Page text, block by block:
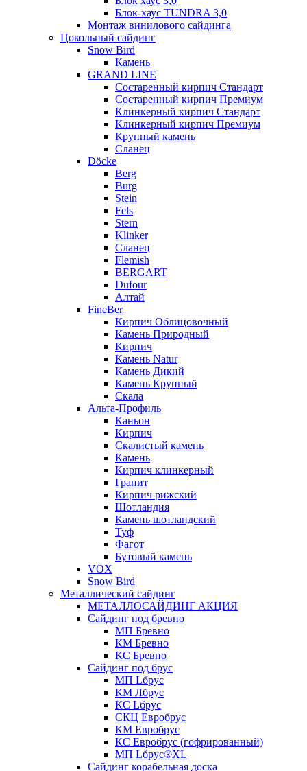
Блок-хаус TUNDRA 3,0
Монтаж винилового сайдинга
Цокольный сайдинг
Snow Bird
Камень
GRAND LINE
Состаренный кирпич Стандарт
Состаренный кирпич Премиум
Клинкерный кирпич Стандарт
Клинкерный кирпич Премиум
Крупный камень
Сланец
Döcke
Berg
Burg
Stein
Fels
Stern
Klinker
Сланец
Flemish
BERGART
Dufour
Алтай
FineBer
Кирпич Облицовочный
Камень Природный
Кирпич
Камень Natur
Камень Дикий
Камень Крупный
Скала
Альта-Профиль
Каньон
Кирпич
Скалистый камень
Камень
Кирпич клинкерный
Гранит
Кирпич рижский
Шотландия
Камень шотландский
Туф
Фагот
Бутовый камень
VOX
Snow Bird
Металлический сайдинг
МЕТАЛЛОСАЙДИНГ АКЦИЯ
Сайдинг под бревно
МП Бревно
КМ Бревно
КС Бревно
Сайдинг под брус
МП Lбрус
КМ Лбрус
КС Lбрус
СКЦ Евробрус
КМ Евробрус
КС Евробрус (гофрированный)
МП Lбрус®XL
Сайдинг корабельная доска